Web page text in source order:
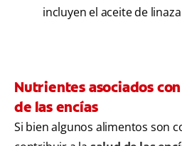
incluyen el aceite de
Nutrientes asociados
de las encías
Si bien algunos alimentos son